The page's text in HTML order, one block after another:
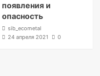
появления и
опасность
sib_ecometal
24 апреля 2021
0